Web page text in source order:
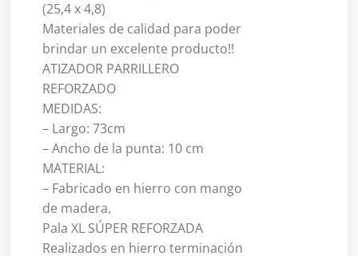
(25,4 x 4,8)
Materiales de calidad para poder
brindar un excelente producto!!
ATIZADOR PARRILLERO
REFORZADO
MEDIDAS:
– Largo: 73cm
– Ancho de la punta: 10 cm
MATERIAL:
– Fabricado en hierro con mango
de madera.
Pala XL SÚPER REFORZADA
Realizados en hierro terminación